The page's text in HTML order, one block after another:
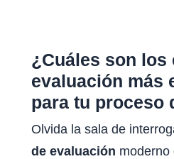
¿Cuáles son los
evaluación más
para tu proceso
Olvida la sala de
de evaluación moderno